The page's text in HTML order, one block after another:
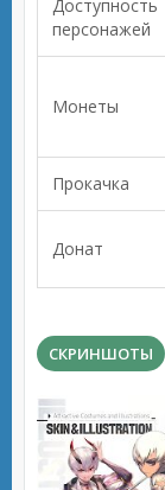
Доступность
персонажей
Монеты
Прокачка
Донат
СКРИНШОТЫ